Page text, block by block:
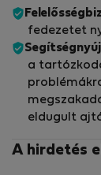
fedezetet
a
eldugult
A hirdetés